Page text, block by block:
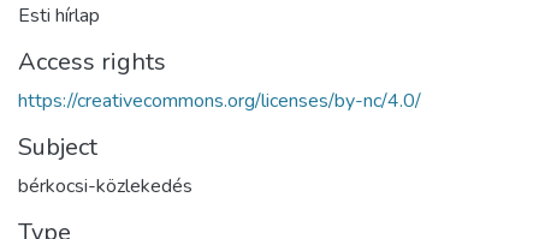
Esti hírlap
Access rights
https://creativecommons.org/licenses/by-nc/4.0/
Subject
bérkocsi-közlekedés
Type